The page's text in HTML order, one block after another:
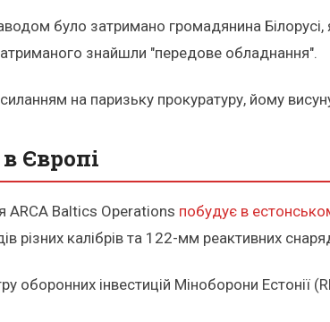
було затримано громадянина
знайшли "передове обладнання".
на паризьку прокуратуру, йому
Європі
ARCA Baltics Operations побудує в
різних калібрів та 122-мм реактивних
оборонних інвестицій Міноборони Естонії